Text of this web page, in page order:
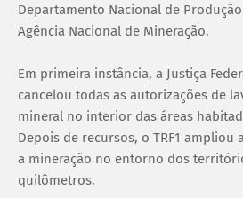
Departamento Nacional de
Agência Nacional de Mineração.
Em primeira instância, a Justiça
cancelou todas as autorizações de
mineral no interior das áreas
Depois de recursos, o TRF1
a mineração no entorno dos
quilômetros.